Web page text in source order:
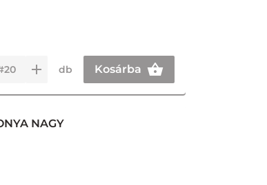
db Kosárba
NAGY